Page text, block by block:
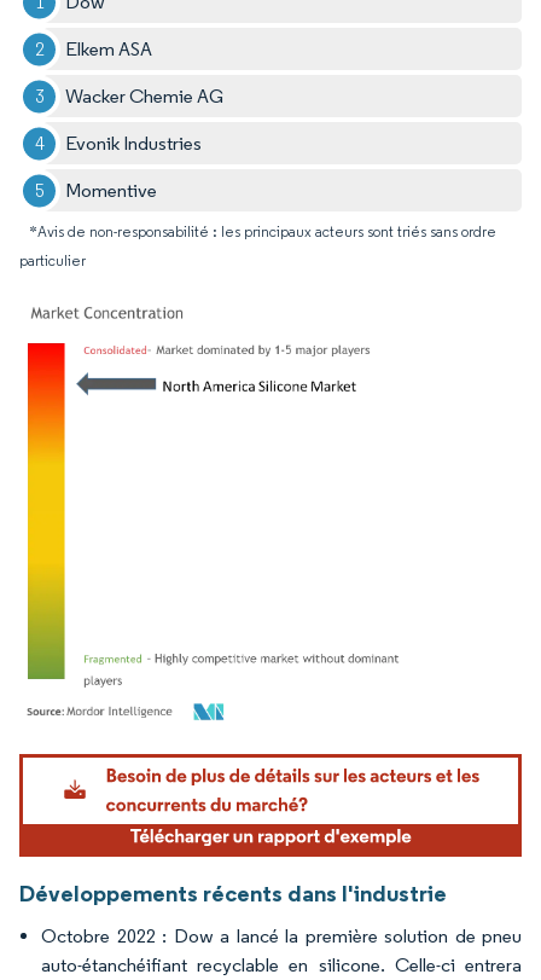
Elkem ASA
Wacker Chemie AG
Evonik Industries
Momentive
*Avis de non-responsabilité : les principaux acteurs sont triés sans ordre
particulier
Image © Mordor Intelligence. La réutilisation nécessite une attribution sous CC BY
Développements récents dans l'industrie
Octobre 2022 : Dow a lancé la première solution de pneu
auto-étanchéifiant recyclable en silicone. Celle-ci entrera